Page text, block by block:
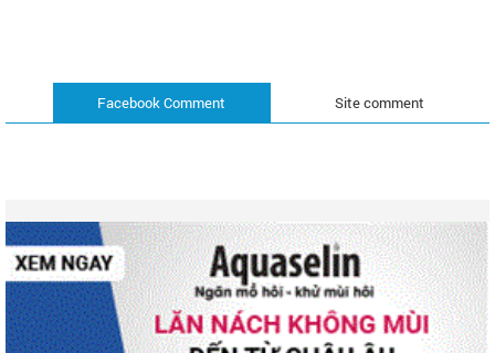
Site comment
Facebook Comment